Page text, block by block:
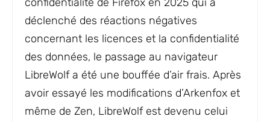
déclenché des réactions négatives
concernant les licences et la confidentialité
des données, le passage au navigateur
LibreWolf a été une bouffée d’air frais. Après
avoir essayé les modifications d’Arkenfox et
même de Zen, LibreWolf est devenu celui